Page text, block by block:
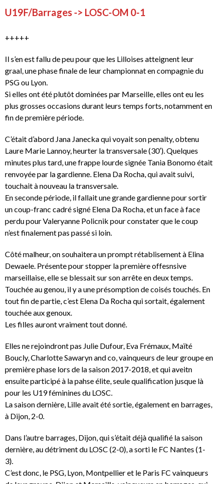
U19F/Barrages -> LOSC-OM 0-1
+++++
Il s’en est fallu de peu pour que les Lilloises atteignent leur
graal, une phase finale de leur championnat en compagnie du
PSG ou Lyon.
Si elles ont été plutôt dominées par Marseille, elles ont eu les
plus grosses occasions durant leurs temps forts, notamment en
fin de première période.
C’était d’abord Jana Janecka qui voyait son penalty, obtenu
Laure Marie Lannoy, heurter la transversale (30′). Quelques
minutes plus tard, une frappe lourde signée Tania Bonomo était
renvoyée par la gardienne. Elena Da Rocha, qui avait suivi,
touchait à nouveau la transversale.
En seconde période, il fallait une grande gardienne pour sortir
un coup-franc cadré signé Elena Da Rocha, et un face à face
perdu pour Valeryanne Policnik pour constater que le coup
n’est finalement pas passé si loin.
Côté malheur, on souhaitera un prompt rétablisement à Elina
Dewaele. Présente pour stopper la première offesnsive
marseillaise, elle se blessait sur son arrête en deux temps.
Touchée au genou, il y a une présomption de coisés touchés. En
tout fin de partie, c’est Elena Da Rocha qui sortait, également
touchée aux genoux.
Les filles auront vraiment tout donné.
Elles ne rejoindront pas Julie Dufour, Eva Frémaux, Maïté
Boucly, Charlotte Sawaryn and co, vainqueurs de leur groupe en
première phase lors de la saison 2017-2018, et qui aveitn
ensuite participé à la pahse élite, seule qualification jusque là
pour les U19 féminines du LOSC.
La saison dernière, Lille avait été sortie, également en barrages,
à Dijon, 2-0.
Dans l’autre barrages, Dijon, qui s’était déjà qualifié la saison
dernière, au détriment du LOSC (2-0), a sorti le FC Nantes (1-
3).
C’est donc, le PSG, Lyon, Montpellier et le Paris FC vainqueurs